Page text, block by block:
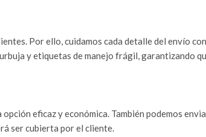
Por ello, cuidamos cada detalle del envío
y etiquetas de manejo frágil, garantizando
eficaz y económica. También podemos
ser cubierta por el cliente.